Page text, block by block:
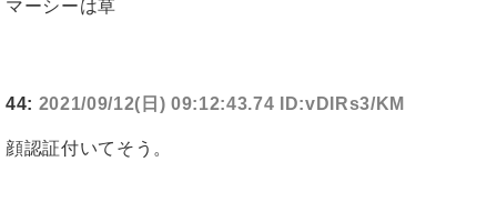
マーシーは草
44: 2021/09/12(日) 09:12:43.74 ID:vDIRs3/KM
顔認証付いてそう。